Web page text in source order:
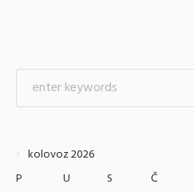
kolovoz 2026
P
U S Č